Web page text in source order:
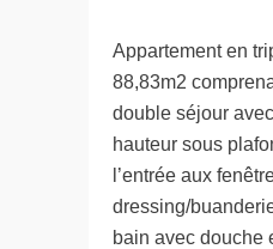
Appartement en
88,83m2
double séjour
hauteur sous
l’entrée aux
dressing/
bain avec douche